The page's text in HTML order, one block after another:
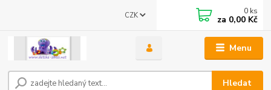
Menu
CZK
Hledat
0 ks
za 0,00 Kč